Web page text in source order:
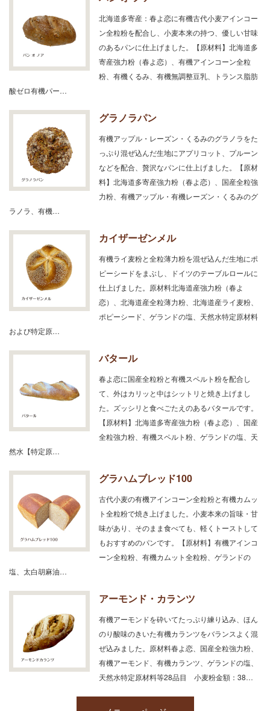
北海道多寄産：春よ恋に有機古代小麦アインコー
ン全粒粉を配合し、小麦本来の持つ、優しい甘味
のあるパンに仕上げました。【原材料】北海道多
寄産強力粉（春よ恋）、有機アインコーン全粒
粉、有機くるみ、有機無調整豆乳、トランス脂肪
酸ゼロ有機パー…
グラノラパン
有機アップル・レーズン・くるみのグラノラをた
っぷり混ぜ込んだ生地にアプリコット、プルーン
などを配合、贅沢なパンに仕上げました。【原材
料】北海道多寄産強力粉（春よ恋）、国産全粒強
力粉、有機アップル・有機レーズン・くるみのグ
ラノラ、有機…
カイザーゼンメル
有機ライ麦粉と全粒薄力粉を混ぜ込んだ生地にポ
ピーシードをまぶし、ドイツのテーブルロールに
仕上げました。原材料北海道産強力粉（春よ
恋）、北海道産全粒薄力粉、北海道産ライ麦粉、
ポピーシード、ゲランドの塩、天然水特定原材料
および特定原…
バタール
春よ恋に国産全粒粉と有機スペルト粉を配合し
て、外はカリッと中はシットリと焼き上げまし
た。ズッシリと食べごたえのあるバタールです。
【原材料】北海道多寄産強力粉（春よ恋）、国産
全粒強力粉、有機スペルト粉、ゲランドの塩、天
然水【特定原…
グラハムブレッド100
古代小麦の有機アインコーン全粒粉と有機カムッ
ト全粒粉で焼き上げました。小麦本来の旨味・甘
味があり、そのまま食べても、軽くトーストして
もおすすめのパンです。【原材料】有機アインコ
ーン全粒粉、有機カムット全粒粉、ゲランドの
塩、太白胡麻油…
アーモンド・カランツ
有機アーモンドを砕いてたっぷり練り込み、ほん
のり酸味のきいた有機カランツをバランスよく混
ぜ込みました。原材料春よ恋、国産全粒強力粉、
有機アーモンド、有機カランツ、ゲランドの塩、
天然水特定原材料等28品目 小麦粉金額：38…